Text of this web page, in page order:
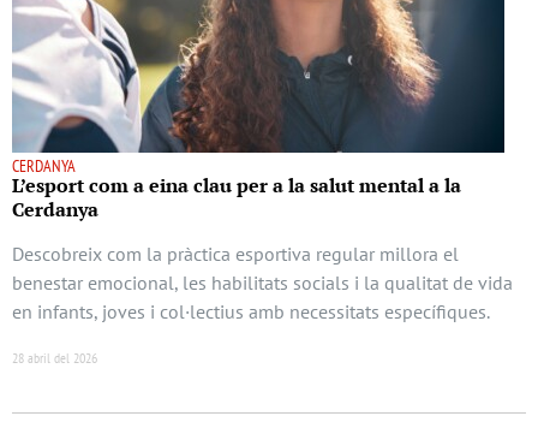
CERDANYA
L’esport com a eina clau per a la salut mental a la
Cerdanya
Descobreix com la pràctica esportiva regular millora el
benestar emocional, les habilitats socials i la qualitat de vida
en infants, joves i col·lectius amb necessitats específiques.
28 abril del 2026